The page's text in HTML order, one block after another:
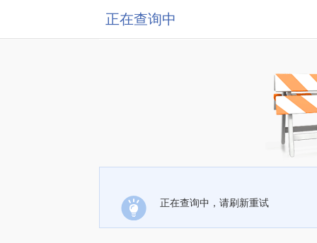
正在查询中
正在查询中，请刷新重试